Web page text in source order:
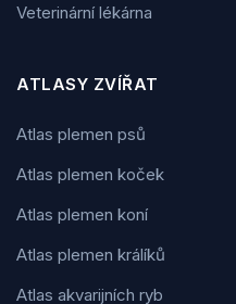
Veterinární lékárna
ATLASY ZVÍŘAT
Atlas plemen psů
Atlas plemen koček
Atlas plemen koní
Atlas plemen králíků
Atlas akvarijních ryb